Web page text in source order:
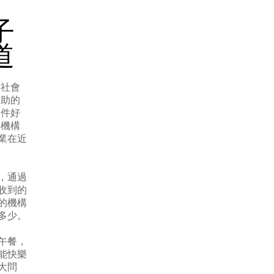
會
的
好
構
在近
通過
到的
機構
少。
餐，
快樂
問